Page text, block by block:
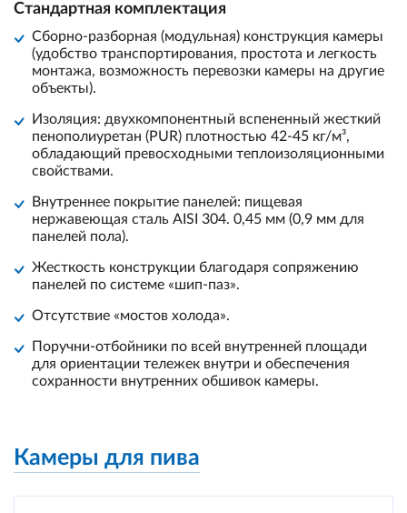
Стандартная комплектация
Сборно-разборная (модульная) конструкция камеры
(удобство транспортирования, простота и легкость
монтажа, возможность перевозки камеры на другие
объекты).
Изоляция: двухкомпонентный вспененный жесткий
пенополиуретан (PUR) плотностью 42-45 кг/м³,
обладающий превосходными теплоизоляционными
свойствами.
Внутреннее покрытие панелей: пищевая
нержавеющая сталь AISI 304. 0,45 мм (0,9 мм для
панелей пола).
Жесткость конструкции благодаря сопряжению
панелей по системе «шип-паз».
Отсутствие «мостов холода».
Поручни-отбойники по всей внутренней площади
для ориентации тележек внутри и обеспечения
сохранности внутренних обшивок камеры.
Камеры для пива